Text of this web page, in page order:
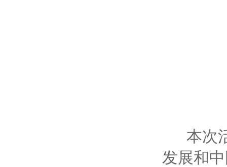
本次活
发展和